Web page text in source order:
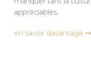
appréciables.
en savoir davantage